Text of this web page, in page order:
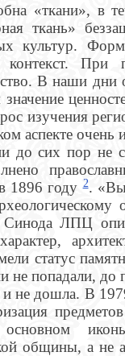
«ткани», в
ткань»
культур.
контекст. При
В наши дни
изучения
аспекте очень
до сих пор не
1896 году2.
Синода ЛПЦ
статус
не попадали,
и не дошла. В
основном
общины, а